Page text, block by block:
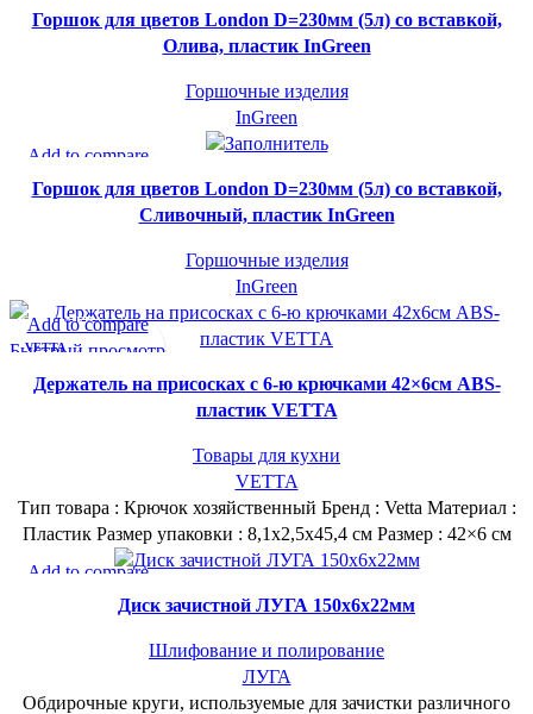
Быстрый просмотр
Горшок для цветов London D=230мм (5л) со вставкой,
Олива, пластик InGreen
Горшочные изделия
InGreen
СУПЕР-ЦЕНА
Add to compare
Быстрый просмотр
Горшок для цветов London D=230мм (5л) со вставкой,
Сливочный, пластик InGreen
Горшочные изделия
InGreen
СУПЕР-ЦЕНА
VETTA
Add to compare
Быстрый просмотр
В желаемое
Держатель на присосках с 6-ю крючками 42×6см ABS-
пластик VETTA
Товары для кухни
VETTA
Тип товара : Крючок хозяйственный Бренд : Vetta Материал :
Пластик Размер упаковки : 8,1х2,5х45,4 см Размер : 42×6 см
СУПЕР-ЦЕНА
Add to compare
Быстрый просмотрДиск зачистной ЛУГА 150х6х22мм
Шлифование и полирование
ЛУГА
Обдирочные круги, используемые для зачистки различного